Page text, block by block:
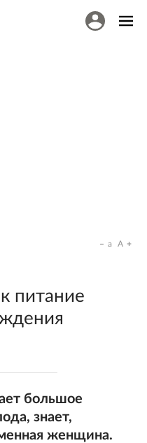
a A
питание
большое
знает,
женщина.